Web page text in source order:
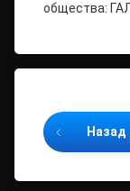
общества:
Назад